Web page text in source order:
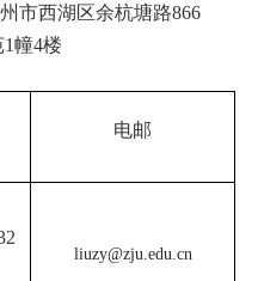
市西湖区余杭塘路866
幢4楼
电邮
liuzy@zju.edu.cn